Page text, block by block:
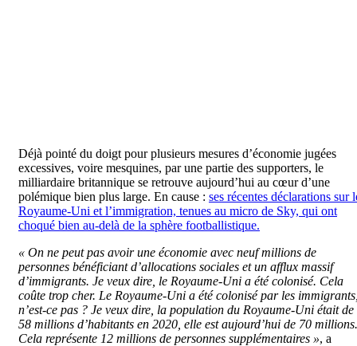
Déjà pointé du doigt pour plusieurs mesures d’économie jugées
excessives, voire mesquines, par une partie des supporters, le
milliardaire britannique se retrouve aujourd’hui au cœur d’une
polémique bien plus large. En cause : ses récentes déclarations sur
Royaume-Uni et l’immigration, tenues au micro de Sky, qui ont
choqué bien au-delà de la sphère footballistique.
« On ne peut pas avoir une économie avec neuf millions de
personnes bénéficiant d’allocations sociales et un afflux massif
d’immigrants. Je veux dire, le Royaume-Uni a été colonisé. Cela
coûte trop cher. Le Royaume-Uni a été colonisé par les
n’est-ce pas ? Je veux dire, la population du Royaume-Uni était de
58 millions d’habitants en 2020, elle est aujourd’hui de 70 millions.
Cela représente 12 millions de personnes supplémentaires », a